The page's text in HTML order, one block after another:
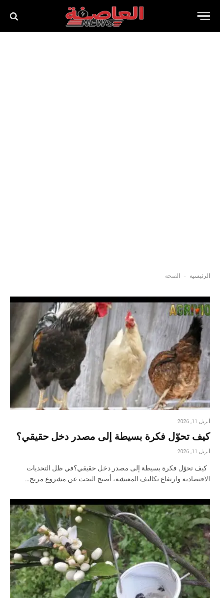
الرئيسية - الصحة
أبريل 11, 2026
كيف تحوّل فكرة بسيطة إلى مصدر دخل حقيقي؟
أبريل 11, 2026
كيف تحوّل فكرة بسيطة إلى مصدر دخل حقيقي؟في ظل التحديات
الاقتصادية وارتفاع تكاليف المعيشة، أصبح البحث عن مشروع مربح…